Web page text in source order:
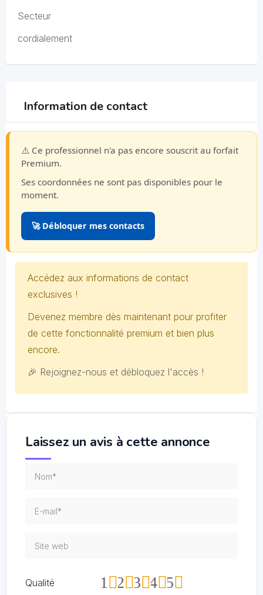
Secteur
cordialement
Information de contact
⚠️ Ce professionnel n'a pas encore souscrit au forfait
Premium.
Ses coordonnées ne sont pas disponibles pour le
moment.
🚀 Débloquer mes contacts
Accédez aux informations de contact
exclusives !
Devenez membre dès maintenant pour profiter
de cette fonctionnalité premium et bien plus
encore.
🎉 Rejoignez-nous et débloquez l'accès !
Laissez un avis à cette annonce
Qualité 5
4
3
2
1